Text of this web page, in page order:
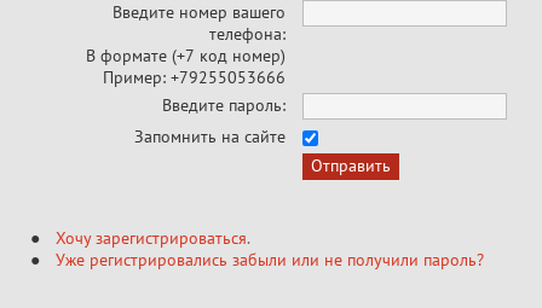
Введите номер вашего
телефона:
В формате (+7 код номер)
Пример: +79255053666
Введите пароль:
Запомнить на сайте
Хочу зарегистрироваться.
Уже регистрировались забыли или не получили пароль?